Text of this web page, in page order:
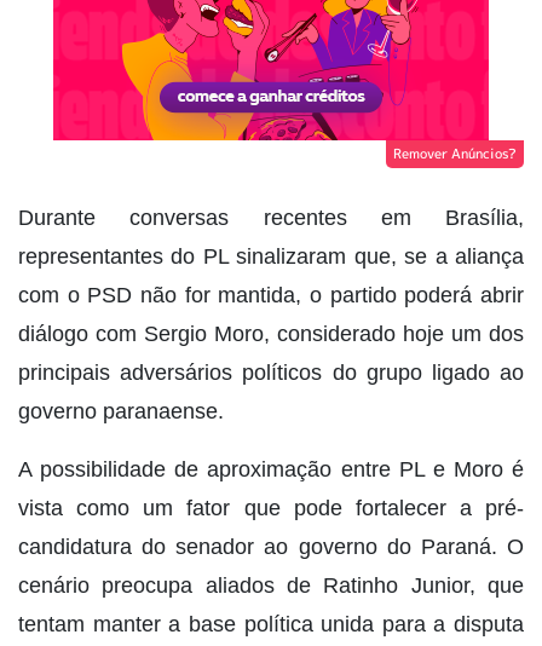
Remover Anúncios?
Durante conversas recentes em Brasília,
representantes do PL sinalizaram que, se a aliança
com o PSD não for mantida, o partido poderá abrir
diálogo com Sergio Moro, considerado hoje um dos
principais adversários políticos do grupo ligado ao
governo paranaense.
A possibilidade de aproximação entre PL e Moro é
vista como um fator que pode fortalecer a pré-
candidatura do senador ao governo do Paraná. O
cenário preocupa aliados de Ratinho Junior, que
tentam manter a base política unida para a disputa